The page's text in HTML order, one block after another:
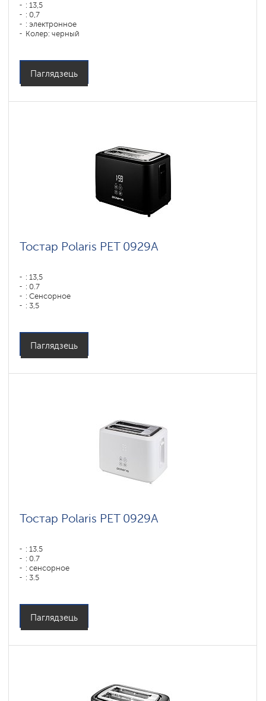
: 13,5
: 0,7
: электронное
Колер: черный
Матэрыял корпуса: Пластык
Паглядзець
Тостар Polaris PET 0929A
: 13,5
: 0.7
: Сенсорное
: 3,5
Паглядзець
Тостар Polaris PET 0929A
: 13.5
: 0.7
: сенсорное
: 3.5
Паглядзець